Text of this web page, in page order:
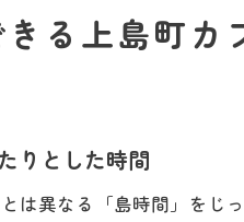
本
る上島町カ
りとした時間
は異なる「島時間」をじ